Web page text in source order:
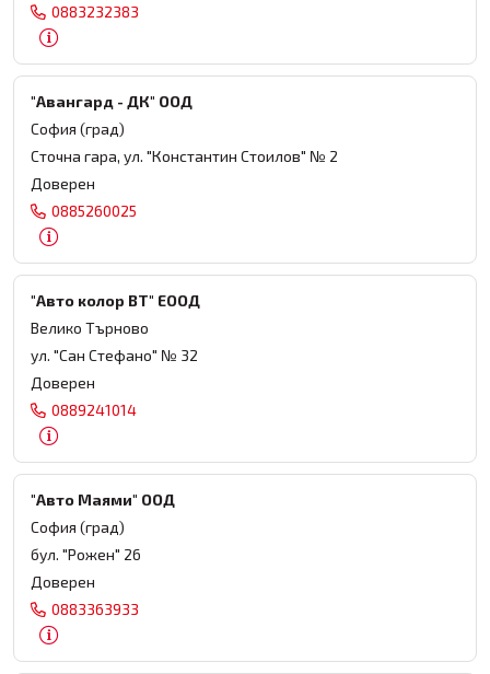
0883232383
"Авангард - ДК" ООД
София (град)
Сточна гара, ул. "Константин Стоилов" № 2
Доверен
0885260025
"Авто колор ВТ" ЕООД
Велико Търново
ул. "Сан Стефано" № 32
Доверен
0889241014
"Авто Маями" ООД
София (град)
бул. "Рожен" 26
Доверен
0883363933